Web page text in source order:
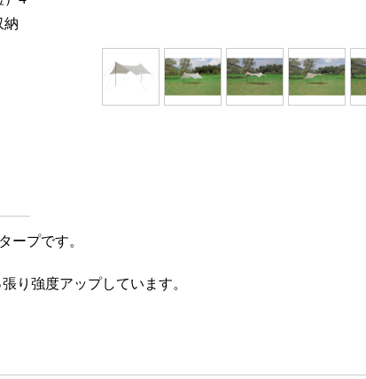
納
ープです。
り強度アップしています。